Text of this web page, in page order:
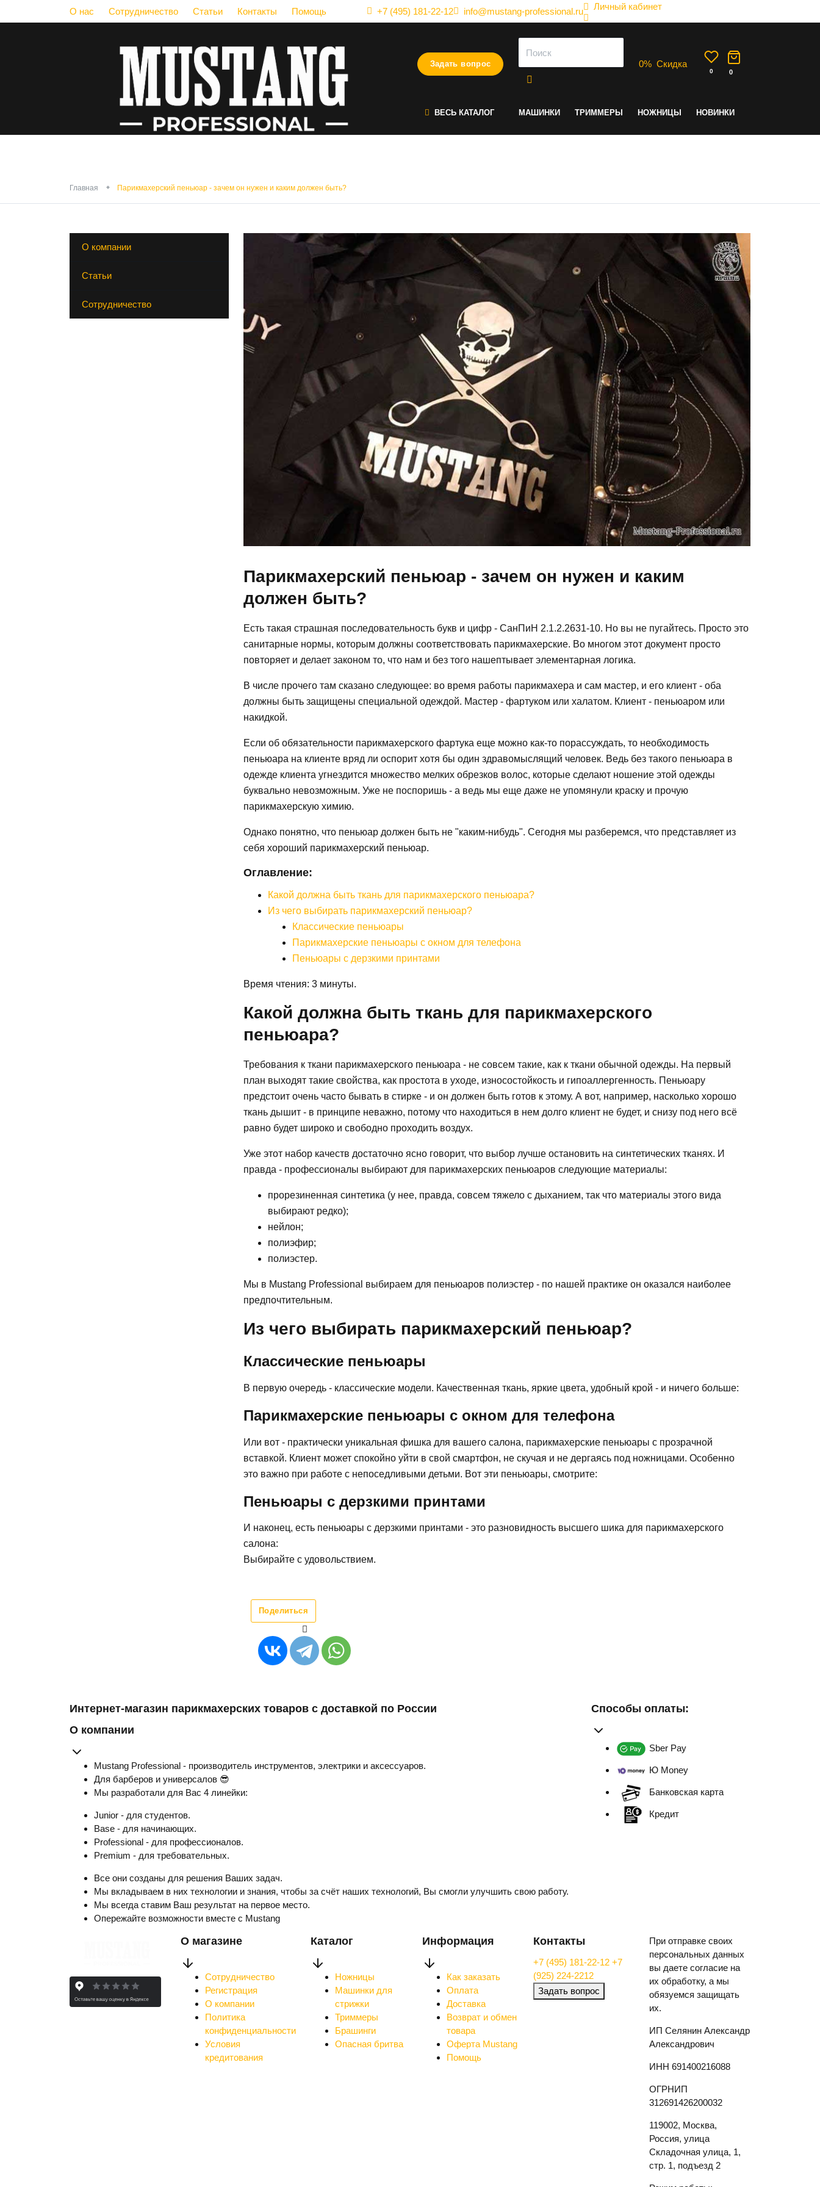
О нас Сотрудничество Статьи Контакты Помощь +7 (495) 181-22-12 info@mustang-professional.ru Личный кабинет
Задать вопрос 0% Скидка
0 0
ВЕСЬ КАТАЛОГ МАШИНКИ ТРИММЕРЫ НОЖНИЦЫ НОВИНКИ
Главная Парикмахерский пеньюар - зачем он нужен и каким должен быть?
О компании
Статьи
Сотрудничество
Парикмахерский пеньюар - зачем он нужен и каким
должен быть?
Есть такая страшная последовательность букв и цифр - СанПиН 2.1.2.2631-10. Но вы не пугайтесь. Просто это
санитарные нормы, которым должны соответствовать парикмахерские. Во многом этот документ просто
повторяет и делает законом то, что нам и без того нашептывает элементарная логика.
В числе прочего там сказано следующее: во время работы парикмахера и сам мастер, и его клиент - оба
должны быть защищены специальной одеждой. Мастер - фартуком или халатом. Клиент - пеньюаром или
накидкой.
Если об обязательности парикмахерского фартука еще можно как-то порассуждать, то необходимость
пеньюара на клиенте вряд ли оспорит хотя бы один здравомыслящий человек. Ведь без такого пеньюара в
одежде клиента угнездится множество мелких обрезков волос, которые сделают ношение этой одежды
буквально невозможным. Уже не поспоришь - а ведь мы еще даже не упомянули краску и прочую
парикмахерскую химию.
Однако понятно, что пеньюар должен быть не "каким-нибудь". Сегодня мы разберемся, что представляет из
себя хороший парикмахерский пеньюар.
Оглавление:
Какой должна быть ткань для парикмахерского пеньюара?
Из чего выбирать парикмахерский пеньюар?
Классические пеньюары
Парикмахерские пеньюары с окном для телефона
Пеньюары с дерзкими принтами
Время чтения: 3 минуты.
Какой должна быть ткань для парикмахерского
пеньюара?
Требования к ткани парикмахерского пеньюара - не совсем такие, как к ткани обычной одежды. На первый
план выходят такие свойства, как простота в уходе, износостойкость и гипоаллергенность. Пеньюару
предстоит очень часто бывать в стирке - и он должен быть готов к этому. А вот, например, насколько хорошо
ткань дышит - в принципе неважно, потому что находиться в нем долго клиент не будет, и снизу под него всё
равно будет широко и свободно проходить воздух.
Уже этот набор качеств достаточно ясно говорит, что выбор лучше остановить на синтетических тканях. И
правда - профессионалы выбирают для парикмахерских пеньюаров следующие материалы:
прорезиненная синтетика (у нее, правда, совсем тяжело с дыханием, так что материалы этого вида
выбирают редко);
нейлон;
полиэфир;
полиэстер.
Мы в Mustang Professional выбираем для пеньюаров полиэстер - по нашей практике он оказался наиболее
предпочтительным.
Из чего выбирать парикмахерский пеньюар?
Классические пеньюары
В первую очередь - классические модели. Качественная ткань, яркие цвета, удобный крой - и ничего больше:
Парикмахерские пеньюары с окном для телефона
Или вот - практически уникальная фишка для вашего салона, парикмахерские пеньюары с прозрачной
вставкой. Клиент может спокойно уйти в свой смартфон, не скучая и не дергаясь под ножницами. Особенно
это важно при работе с непоседливыми детьми. Вот эти пеньюары, смотрите:
Пеньюары с дерзкими принтами
И наконец, есть пеньюары с дерзкими принтами - это разновидность высшего шика для парикмахерского
салона:
Выбирайте с удовольствием.
Поделиться
Интернет-магазин парикмахерских товаров с доставкой по России
О компании
Mustang Professional - производитель инструментов, электрики и аксессуаров.
Для барберов и универсалов 😎
Мы разработали для Вас 4 линейки:
Junior - для студентов.
Base - для начинающих.
Professional - для профессионалов.
Premium - для требовательных.
Все они созданы для решения Ваших задач.
Мы вкладываем в них технологии и знания, чтобы за счёт наших технологий, Вы смогли улучшить свою работу.
Мы всегда ставим Ваш результат на первое место.
Опережайте возможности вместе с Mustang
Способы оплаты:
Sber Pay
Ю Money
Банковская карта
Кредит
О магазине
Сотрудничество
Регистрация
О компании
Политика
конфиденциальности
Условия
кредитования
Каталог
Ножницы
Машинки для
стрижки
Триммеры
Брашинги
Опасная бритва
Информация
Как заказать
Оплата
Доставка
Возврат и обмен
товара
Оферта Mustang
Помощь
Контакты
+7 (495) 181-22-12 +7
(925) 224-2212
Задать вопрос
При отправке своих
персональных данных
вы даете согласие на
их обработку, а мы
обязуемся защищать
их.
ИП Селянин Александр
Александрович
ИНН 691400216088
ОГРНИП
312691426200032
119002, Москва,
Россия, улица
Складочная улица, 1,
стр. 1, подъезд 2